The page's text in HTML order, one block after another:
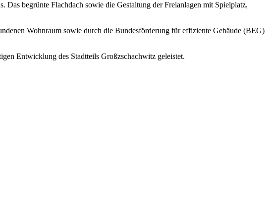
begrünte Flachdach sowie die Gestaltung der Freianlagen mit Spielplatz,
Wohnraum sowie durch die Bundesförderung für effiziente Gebäude (BEG)
Entwicklung des Stadtteils Großzschachwitz geleistet.